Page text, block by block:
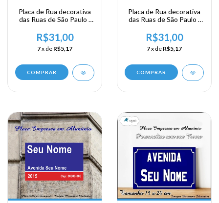
Placa de Rua decorativa
das Ruas de São Paulo -
R$31,00
7x de R$5,17
COMPRAR
Placa de Rua decorativa
das Ruas de São Paulo -
R$31,00
7x de R$5,17
COMPRAR